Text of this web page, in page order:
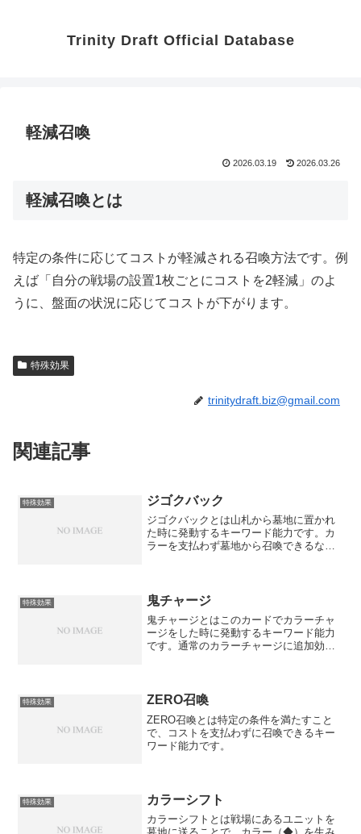
Trinity Draft Official Database
軽減召喚
2026.03.19 2026.03.26
軽減召喚とは
特定の条件に応じてコストが軽減される召喚方法です。例
えば「自分の戦場の設置1枚ごとにコストを2軽減」のよ
うに、盤面の状況に応じてコストが下がります。
特殊効果
trinitydraft.biz@gmail.com
関連記事
特殊効果 ジゴクバック
ジゴクバックとは山札から墓地に置かれ
た時に発動するキーワード能力です。カ
ラーを支払わず墓地から召喚できるな
特殊効果 鬼チャージ
鬼チャージとはこのカードでカラーチャ
ージをした時に発動するキーワード能力
です。通常のカラーチャージに追加効果
特殊効果 ZERO召喚
ZERO召喚とは特定の条件を満たすこと
で、コストを支払わずに召喚できるキー
ワード能力です。
特殊効果 カラーシフト
カラーシフトとは戦場にあるユニットを